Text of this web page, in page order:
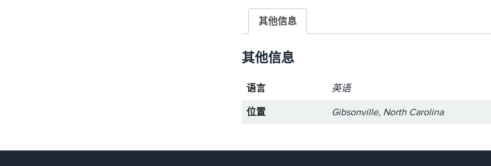
其他信息
其他信息
语言
英语
位置
Gibsonville, North Carolina